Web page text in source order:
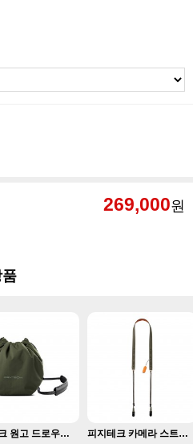
269,000원
피지테크 원고 드로우스트링 숄더백 카키 P-CB-263 피지테크 카메라 스트랩 슬림 빈티지 그린 P-CB-583